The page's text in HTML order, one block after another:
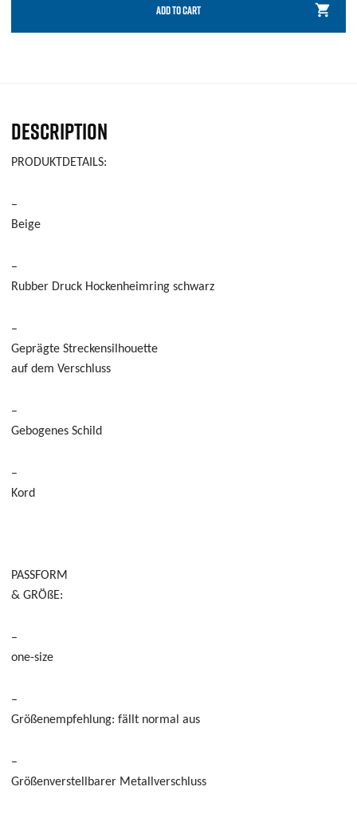
ADD TO CART
DESCRIPTION
PRODUKTDETAILS:
–
Beige
–
Rubber Druck Hockenheimring schwarz
–
Geprägte Streckensilhouette
auf dem Verschluss
–
Gebogenes Schild
–
Kord
PASSFORM
& GRÖßE:
–
one-size
–
Größenempfehlung: fällt normal aus
–
Größenverstellbarer Metallverschluss